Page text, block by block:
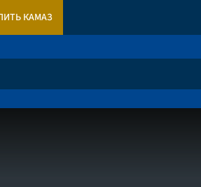
КАМАЗ